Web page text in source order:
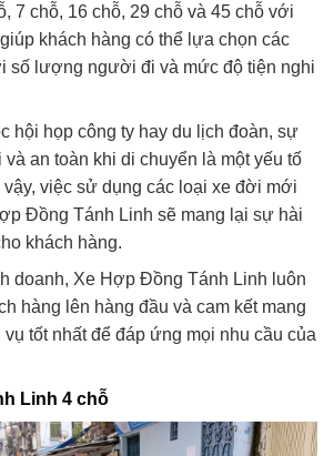
7 chỗ, 16 chỗ, 29 chỗ và 45 chỗ với
khách hàng có thể lựa chọn các
số lượng người đi và mức độ tiện nghi
hội họp công ty hay du lịch đoàn, sự
an toàn khi di chuyển là một yếu tố
vậy, việc sử dụng các loại xe đời mới
Đồng Tánh Linh sẽ mang lại sự hài
khách hàng.
doanh, Xe Hợp Đồng Tánh Linh luôn
hàng lên hàng đầu và cam kết mang
tốt nhất để đáp ứng mọi nhu cầu của
Linh 4 chỗ